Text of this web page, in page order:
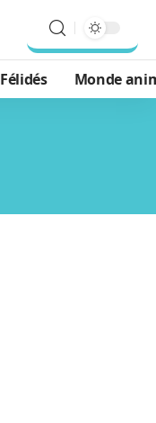
Félidés Monde